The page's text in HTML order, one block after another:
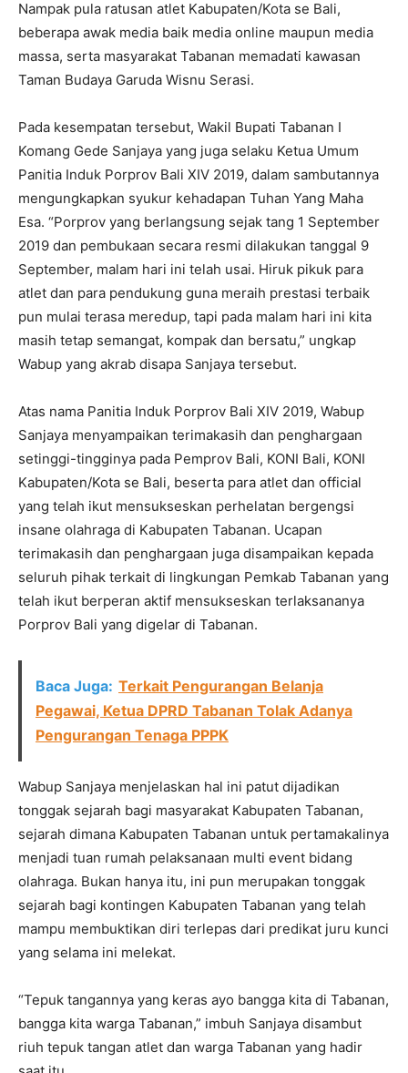
Nampak pula ratusan atlet Kabupaten/Kota se Bali,
beberapa awak media baik media online maupun media
massa, serta masyarakat Tabanan memadati kawasan
Taman Budaya Garuda Wisnu Serasi.
Pada kesempatan tersebut, Wakil Bupati Tabanan I
Komang Gede Sanjaya yang juga selaku Ketua Umum
Panitia Induk Porprov Bali XIV 2019, dalam sambutannya
mengungkapkan syukur kehadapan Tuhan Yang Maha
Esa. “Porprov yang berlangsung sejak tang 1 September
2019 dan pembukaan secara resmi dilakukan tanggal 9
September, malam hari ini telah usai. Hiruk pikuk para
atlet dan para pendukung guna meraih prestasi terbaik
pun mulai terasa meredup, tapi pada malam hari ini kita
masih tetap semangat, kompak dan bersatu,” ungkap
Wabup yang akrab disapa Sanjaya tersebut.
Atas nama Panitia Induk Porprov Bali XIV 2019, Wabup
Sanjaya menyampaikan terimakasih dan penghargaan
setinggi-tingginya pada Pemprov Bali, KONI Bali, KONI
Kabupaten/Kota se Bali, beserta para atlet dan official
yang telah ikut mensukseskan perhelatan bergengsi
insane olahraga di Kabupaten Tabanan. Ucapan
terimakasih dan penghargaan juga disampaikan kepada
seluruh pihak terkait di lingkungan Pemkab Tabanan yang
telah ikut berperan aktif mensukseskan terlaksananya
Porprov Bali yang digelar di Tabanan.
Baca Juga: Terkait Pengurangan Belanja
Pegawai, Ketua DPRD Tabanan Tolak Adanya
Pengurangan Tenaga PPPK
Wabup Sanjaya menjelaskan hal ini patut dijadikan
tonggak sejarah bagi masyarakat Kabupaten Tabanan,
sejarah dimana Kabupaten Tabanan untuk pertamakalinya
menjadi tuan rumah pelaksanaan multi event bidang
olahraga. Bukan hanya itu, ini pun merupakan tonggak
sejarah bagi kontingen Kabupaten Tabanan yang telah
mampu membuktikan diri terlepas dari predikat juru kunci
yang selama ini melekat.
“Tepuk tangannya yang keras ayo bangga kita di Tabanan,
bangga kita warga Tabanan,” imbuh Sanjaya disambut
riuh tepuk tangan atlet dan warga Tabanan yang hadir